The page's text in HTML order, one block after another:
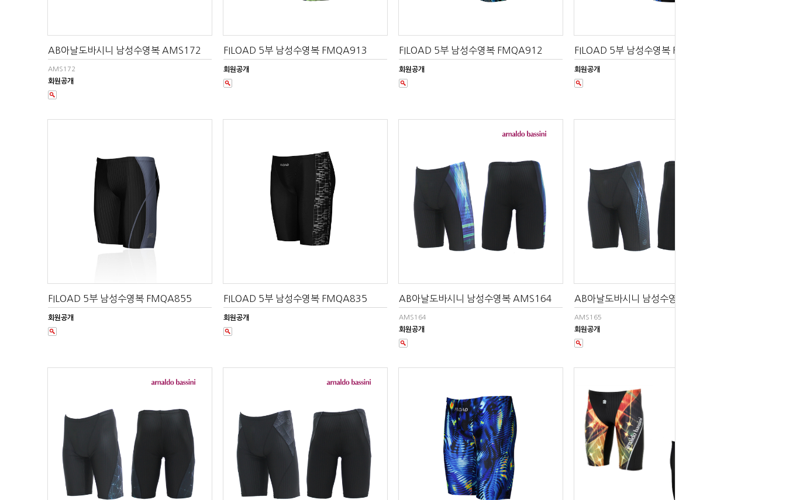
AB아날도바시니 남성수영복 AMS172
AMS172
회원공개
FILOAD 5부 남성수영복 FMQA913
회원공개
FILOAD 5부 남성수영복 FMQA912
회원공개
FILOAD 5부 남성수영복 FMQA908
회원공개
FILOAD 5부 남성수영복 FMQA855
회원공개
FILOAD 5부 남성수영복 FMQA835
회원공개
AB아날도바시니 남성수영복 AMS164
AMS164
회원공개
AB아날도바시니 남성수영복 AMS165
AMS165
회원공개